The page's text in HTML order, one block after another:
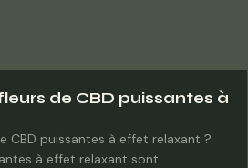
de CBD puissantes à
CBD puissantes à effet relaxant ?
à effet relaxant sont…